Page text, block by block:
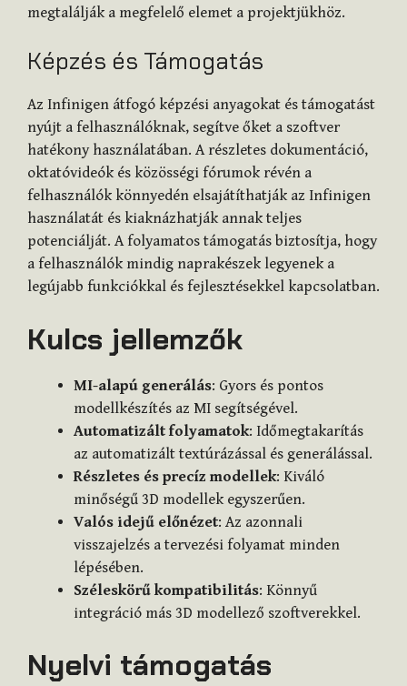
megtalálják a megfelelő elemet a projektjükhöz.
Képzés és Támogatás
Az Infinigen átfogó képzési anyagokat és támogatást
nyújt a felhasználóknak, segítve őket a szoftver
hatékony használatában. A részletes dokumentáció,
oktatóvideók és közösségi fórumok révén a
felhasználók könnyedén elsajátíthatják az Infinigen
használatát és kiaknázhatják annak teljes
potenciálját. A folyamatos támogatás biztosítja, hogy
a felhasználók mindig naprakészek legyenek a
legújabb funkciókkal és fejlesztésekkel kapcsolatban.
Kulcs jellemzők
MI-alapú generálás: Gyors és pontos
modellkészítés az MI segítségével.
Automatizált folyamatok: Időmegtakarítás
az automatizált textúrázással és generálással.
Részletes és precíz modellek: Kiváló
minőségű 3D modellek egyszerűen.
Valós idejű előnézet: Az azonnali
visszajelzés a tervezési folyamat minden
lépésében.
Széleskörű kompatibilitás: Könnyű
integráció más 3D modellező szoftverekkel.
Nyelvi támogatás